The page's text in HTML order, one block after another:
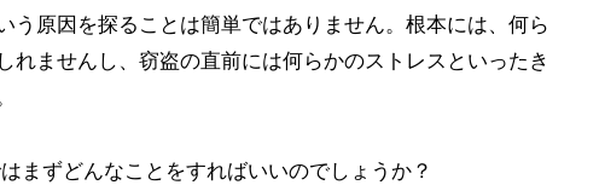
原因を探ることは簡単ではありません。根本には、何ら
れませんし、窃盗の直前には何らかのストレスといったき
まずどんなことをすればいいのでしょうか？